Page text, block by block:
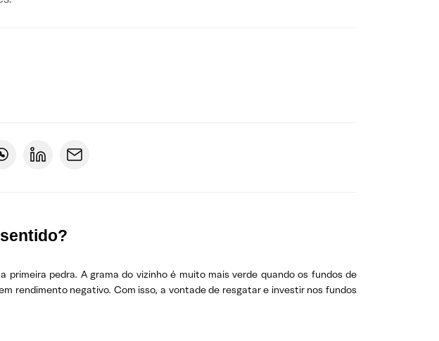
pedra. A grama do vizinho é muito mais verde quando os fundos de
rendimento negativo. Com isso, a vontade de resgatar e investir nos fundos